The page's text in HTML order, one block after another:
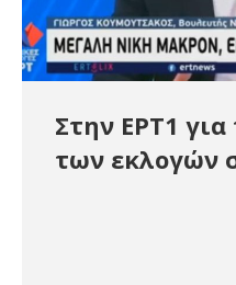
Στην ΕΡΤ1
των εκλογών